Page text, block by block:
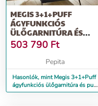
MEGIS 3+1+PUFF
ÁGYFUNKCIÓS
ÜLŐGARNITÚRA ÉS
PUFF FEKETE
503 790 Ft
Pepita
Hasonlók, mint Megis 3+1+Puff
ágyfunkciós ülőgarnitúra és puff
fekete